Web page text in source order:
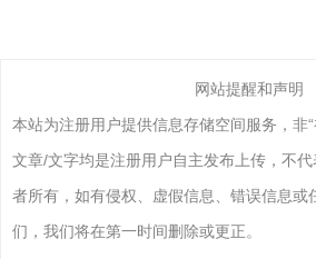
网站提醒和声明
本站为注册用户提供信息存储空间服务，非
文章/文字均是注册用户自主发布上传，不
者所有，如有侵权、虚假信息、错误信息或
们，我们将在第一时间删除或更正。